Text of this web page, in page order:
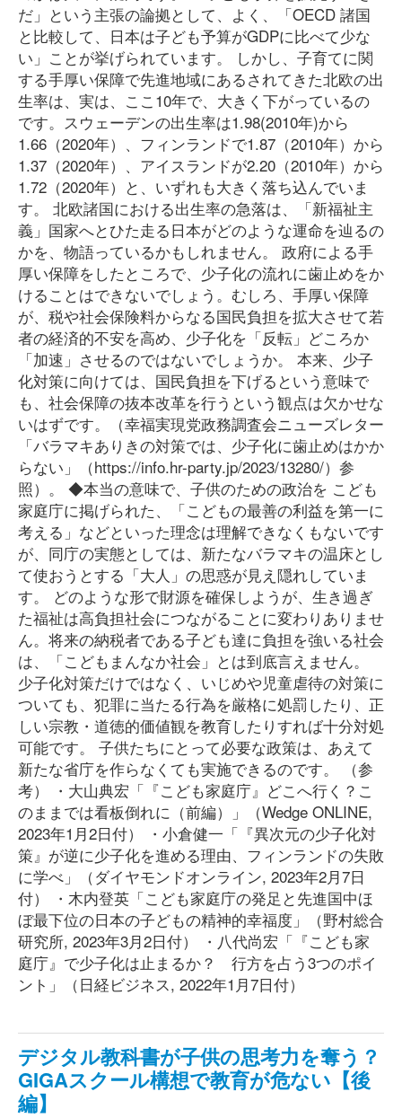
だ」という主張の論拠として、よく、「OECD 諸国
と比較して、日本は子ども予算がGDPに比べて少な
い」ことが挙げられています。 しかし、子育てに関
する手厚い保障で先進地域にあるされてきた北欧の出
生率は、実は、ここ10年で、大きく下がっているの
です。スウェーデンの出生率は1.98(2010年)から
1.66（2020年）、フィンランドで1.87（2010年）から
1.37（2020年）、アイスランドが2.20（2010年）から
1.72（2020年）と、いずれも大きく落ち込んでいま
す。 北欧諸国における出生率の急落は、「新福祉主
義」国家へとひた走る日本がどのような運命を辿るの
かを、物語っているかもしれません。 政府による手
厚い保障をしたところで、少子化の流れに歯止めをか
けることはできないでしょう。むしろ、手厚い保障
が、税や社会保険料からなる国民負担を拡大させて若
者の経済的不安を高め、少子化を「反転」どころか
「加速」させるのではないでしょうか。 本来、少子
化対策に向けては、国民負担を下げるという意味で
も、社会保障の抜本改革を行うという観点は欠かせな
いはずです。（幸福実現党政務調査会ニューズレター
「バラマキありきの対策では、少子化に歯止めはかか
らない」（https://info.hr-party.jp/2023/13280/）参
照）。 ◆本当の意味で、子供のための政治を こども
家庭庁に掲げられた、「こどもの最善の利益を第一に
考える」などといった理念は理解できなくもないです
が、同庁の実態としては、新たなバラマキの温床とし
て使おうとする「大人」の思惑が見え隠れしていま
す。 どのような形で財源を確保しようが、生き過ぎ
た福祉は高負担社会につながることに変わりありませ
ん。将来の納税者である子ども達に負担を強いる社会
は、「こどもまんなか社会」とは到底言えません。
少子化対策だけではなく、いじめや児童虐待の対策に
ついても、犯罪に当たる行為を厳格に処罰したり、正
しい宗教・道徳的価値観を教育したりすれば十分対処
可能です。 子供たちにとって必要な政策は、あえて
新たな省庁を作らなくても実施できるのです。 （参
考） ・大山典宏「『こども家庭庁』どこへ行く？こ
のままでは看板倒れに（前編）」（Wedge ONLINE,
2023年1月2日付） ・小倉健一「『異次元の少子化対
策』が逆に少子化を進める理由、フィンランドの失敗
に学べ」（ダイヤモンドオンライン, 2023年2月7日
付） ・木内登英「こども家庭庁の発足と先進国中ほ
ぼ最下位の日本の子どもの精神的幸福度」（野村総合
研究所, 2023年3月2日付） ・八代尚宏「『こども家
庭庁』で少子化は止まるか？ 行方を占う3つのポイ
ント」（日経ビジネス, 2022年1月7日付）
デジタル教科書が子供の思考力を奪う？
GIGAスクール構想で教育が危ない【後
編】